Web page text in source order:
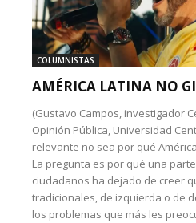
COLUMNISTAS
AMÉRICA LATINA NO
(Gustavo Campos, investigador
Opinión Pública, Universidad
relevante no sea por qué
La pregunta es por qué una
ciudadanos ha dejado de creer
tradicionales, de izquierda o de
los problemas que más les